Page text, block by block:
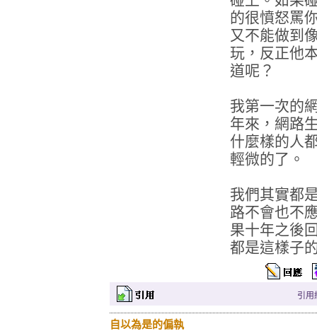
的很憤怒罵
又不能做到
玩，反正他
道呢？
我第一次的
年來，網路
什麼樣的人
輕微的了。
我們其實都
路不會也不
果十年之後
都是這樣子
引用
自以為是的偏執